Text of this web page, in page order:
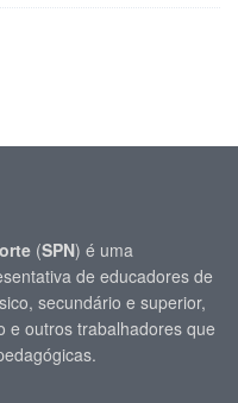
(SPN) é uma
de educadores de
secundário e superior,
e outros trabalhadores que